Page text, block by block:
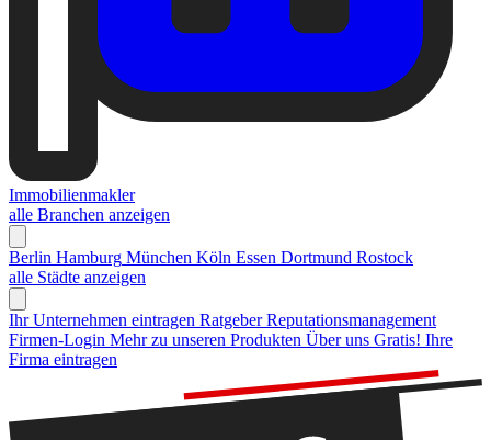
Immobilienmakler
alle Branchen anzeigen
Berlin Hamburg München Köln Essen Dortmund Rostock
alle Städte anzeigen
Ihr Unternehmen eintragen Ratgeber Reputationsmanagement
Firmen-Login Mehr zu unseren Produkten Über uns Gratis! Ihre
Firma eintragen